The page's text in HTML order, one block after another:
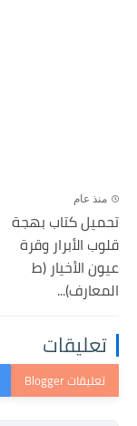
منذ عام
تحميل كتاب بهجة
قلوب الأبرار وقرة
عيون الأخيار (ط
المعارف)...
تعليقات